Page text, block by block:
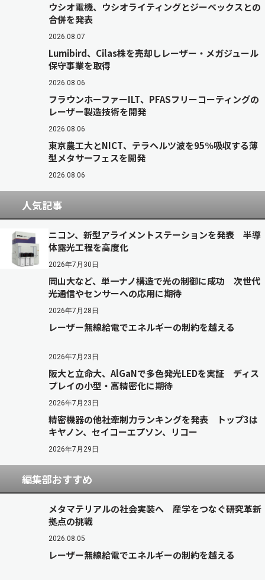
ウシオ電機、ウシオライティングとジーベックスとの
合併を発表
2026.08.07
Lumibird、Cilas株を売却しレーザー・メガジュール
保守事業を取得
2026.08.06
フラウンホーファーILT、PFASフリーコーティングの
レーザー製造技術を開発
2026.08.06
東京農工大とNICT、テラヘルツ波を95％吸収する薄
型メタサーフェスを開発
2026.08.06
人気記事
ニコン、新型アライメントステーションを発表 半導
体露光工程を高度化
2026年7月30日
岡山大など、単一ナノ構造で光の制御に成功 次世代
光通信やセンサーへの応用に期待
2026年7月28日
レーザー無線給電でエネルギーの制約を越える
2026年7月23日
阪大と立命大、AlGaNで多色発光LEDを実証 ディス
プレイの小型・高精密化に期待
2026年7月23日
精密機器の他社牽制力ランキングを発表 トップ3は
キヤノン、セイコーエプソン、リコー
2026年7月29日
編集部おすすめ
メタマテリアルの社会実装へ 産学をつなぐ研究革新
拠点の挑戦
2026.08.05
レーザー無線給電でエネルギーの制約を越える